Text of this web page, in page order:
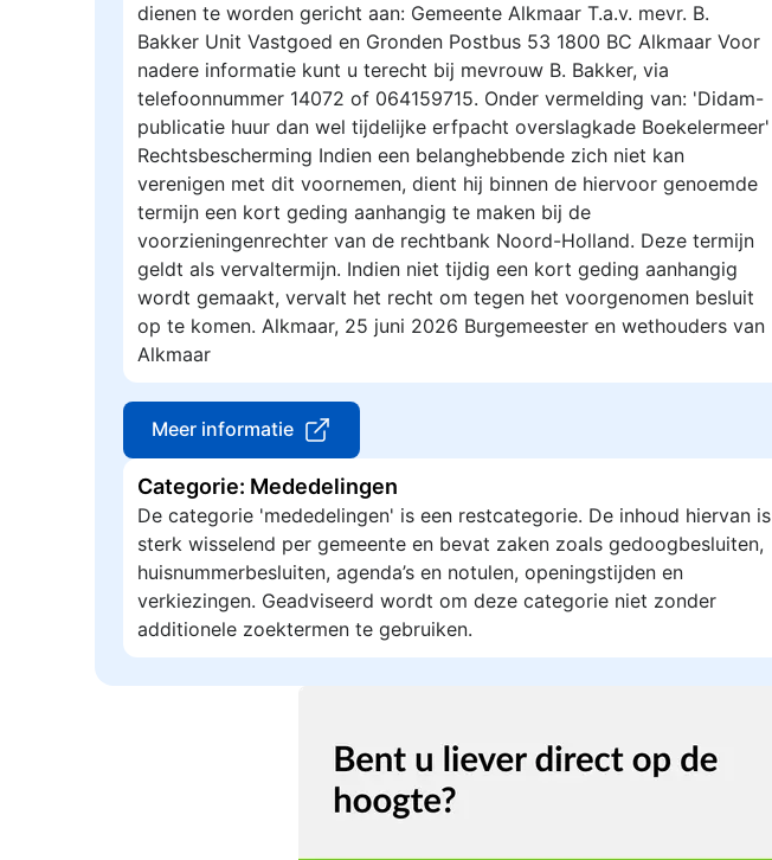
dienen te worden gericht aan: Gemeente Alkmaar T.a.v. mevr. B.
Bakker Unit Vastgoed en Gronden Postbus 53 1800 BC Alkmaar Voor
nadere informatie kunt u terecht bij mevrouw B. Bakker, via
telefoonnummer 14072 of 064159715. Onder vermelding van: 'Didam-
publicatie huur dan wel tijdelijke erfpacht overslagkade Boekelermeer'
Rechtsbescherming Indien een belanghebbende zich niet kan
verenigen met dit voornemen, dient hij binnen de hiervoor genoemde
termijn een kort geding aanhangig te maken bij de
voorzieningenrechter van de rechtbank Noord-Holland. Deze termijn
geldt als vervaltermijn. Indien niet tijdig een kort geding aanhangig
wordt gemaakt, vervalt het recht om tegen het voorgenomen besluit
op te komen. Alkmaar, 25 juni 2026 Burgemeester en wethouders van
Alkmaar
Meer informatie
Categorie: Mededelingen
De categorie 'mededelingen' is een restcategorie. De inhoud hiervan is
sterk wisselend per gemeente en bevat zaken zoals gedoogbesluiten,
huisnummerbesluiten, agenda’s en notulen, openingstijden en
verkiezingen. Geadviseerd wordt om deze categorie niet zonder
additionele zoektermen te gebruiken.